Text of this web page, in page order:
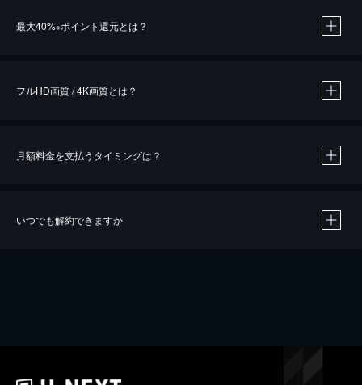
最大40%※ポイント還元とは？
※40％ポイント還元の対象は、クレジットカード決済による作品の購入 / レンタルです。
iOSアプリのUコイン決済による作品の購入 / レンタルは、20％のポイント還元です。
フルHD画質 / 4K画質とは？
月額料金を支払うタイミングは？
いつでも解約できますか